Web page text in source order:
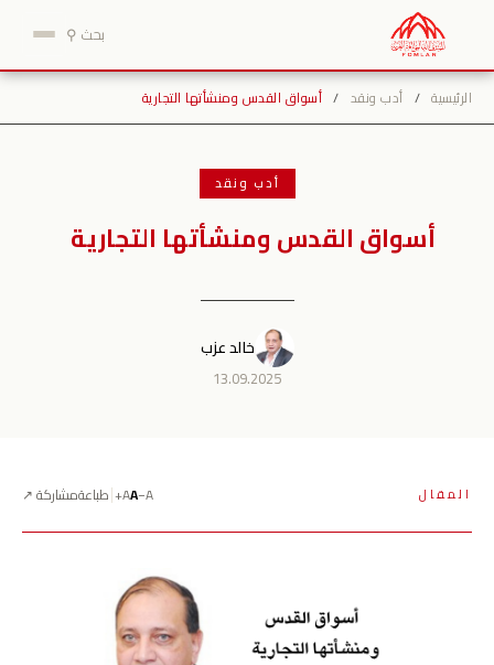
المحتوى
بحث ⚲
الرئيسية / أدب ونقد / أسواق القدس ومنشأتها التجارية
أدب ونقد
أسواق القدس ومنشأتها التجارية
خالد عزب
13.09.2025
المقال A−
A
A+ طباعةمشاركة ↗